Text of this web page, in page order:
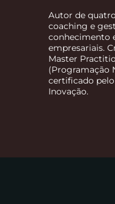
Autor de
coaching e
conhecimento
empresariais.
Master
(Programação
certificado pelo
Inovação.